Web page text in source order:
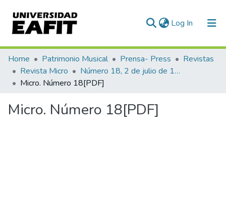
Log In (current)
Communities & Collections
All of DSpace
Home Patrimonio Musical Prensa- Press
Revistas
Revista Micro
Número 18, 2 de julio de 1940
Micro. Número 18[PDF]
Micro. Número 18[PDF]